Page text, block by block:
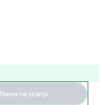
Nema na stanju